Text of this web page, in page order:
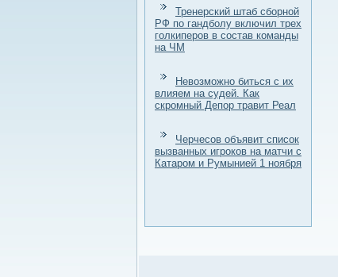
Тренерский штаб сборной
РФ по гандболу включил трех
голкиперов в состав команды
на ЧМ
Невозможно биться с их
влияем на судей. Как
скромный Депор травит Реал
Черчесов объявит список
вызванных игроков на матчи с
Катаром и Румынией 1 ноября